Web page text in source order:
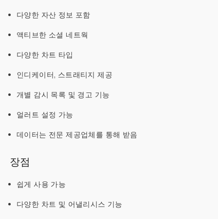
다양한 자산 정보 포함
액티브한 소셜 네트웍
다양한 차트 타입
인디케이터, 스트래티지 제공
개별 감시 목록 및 경고 기능
얼러트 설정 가능
데이터는 전문 제공업체를 통해 받음
장점
쉽게 사용 가능
다양한 차트 및 어낼리시스 기능